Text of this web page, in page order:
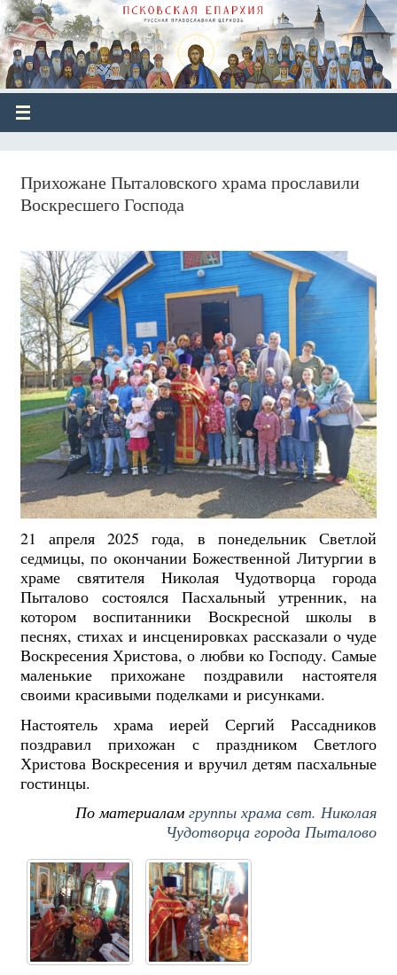
Прихожане Пыталовского храма прославили
Воскресшего Господа
21 апреля 2025 года, в понедельник Светлой
седмицы, по окончании Божественной Литургии в
храме святителя Николая Чудотворца города
Пыталово состоялся Пасхальный утренник, на
котором воспитанники Воскресной школы в
песнях, стихах и инсценировках рассказали о чуде
Воскресения Христова, о любви ко Господу. Самые
маленькие прихожане поздравили настоятеля
своими красивыми поделками и рисунками.
Настоятель храма иерей Сергий Рассадников
поздравил прихожан с праздником Светлого
Христова Воскресения и вручил детям пасхальные
гостинцы.
По материаламгруппы храма свт. Николая
Чудотворца города Пыталово